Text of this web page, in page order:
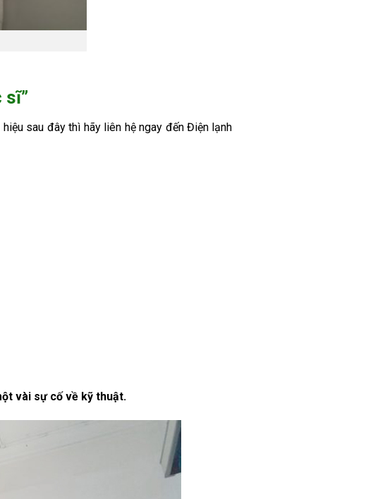
sĩ”
sau đây thì hãy liên hệ ngay đến Điện lạnh
vài sự cố về kỹ thuật.